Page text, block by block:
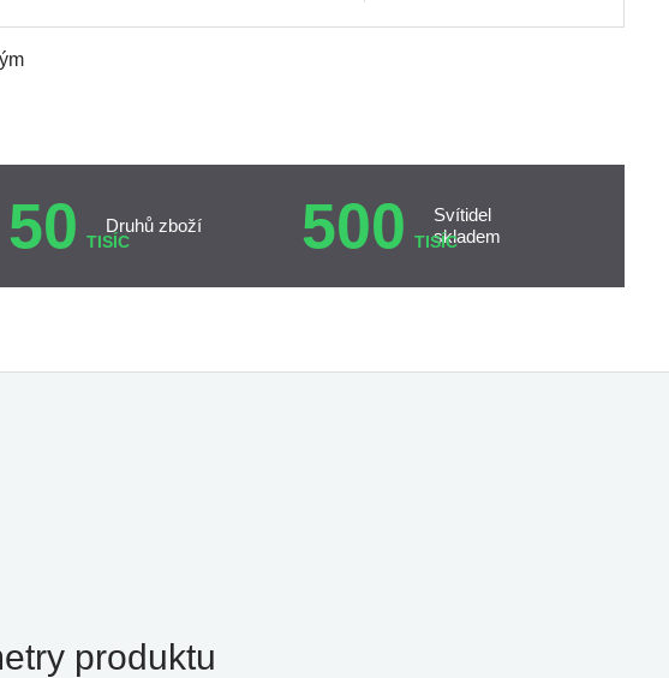
50 TISÍC
Druhů zboží 500 TISÍC
Svítidel
skladem
produktu